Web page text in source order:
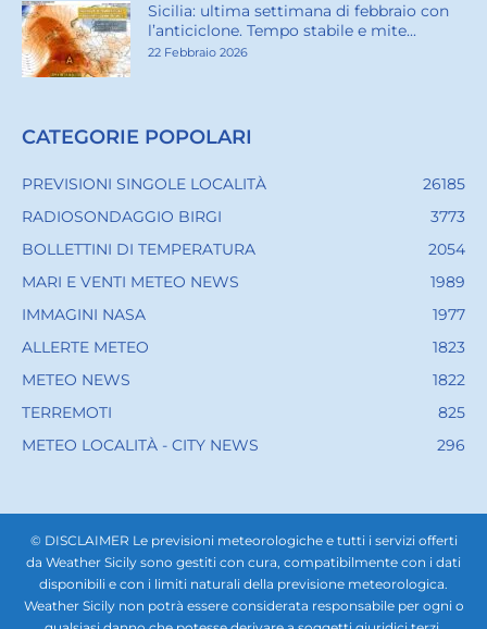
Sicilia: ultima settimana di febbraio con
l’anticiclone. Tempo stabile e mite...
22 Febbraio 2026
CATEGORIE POPOLARI
PREVISIONI SINGOLE LOCALITÀ
26185
RADIOSONDAGGIO BIRGI
3773
BOLLETTINI DI TEMPERATURA
2054
MARI E VENTI METEO NEWS
1989
IMMAGINI NASA
1977
ALLERTE METEO
1823
METEO NEWS
1822
TERREMOTI
825
METEO LOCALITÀ - CITY NEWS
296
© DISCLAIMER Le previsioni meteorologiche e tutti i servizi offerti
da Weather Sicily sono gestiti con cura, compatibilmente con i dati
disponibili e con i limiti naturali della previsione meteorologica.
Weather Sicily non potrà essere considerata responsabile per ogni o